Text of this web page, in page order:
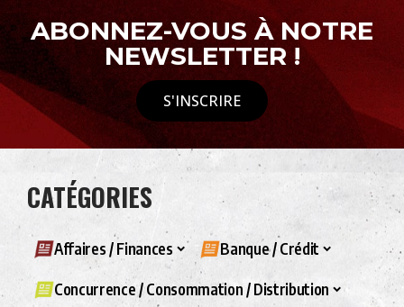
ABONNEZ-VOUS À NOTRE
NEWSLETTER !
S'INSCRIRE
CATÉGORIES
Affaires / Finances Banque / Crédit
Concurrence / Consommation / Distribution